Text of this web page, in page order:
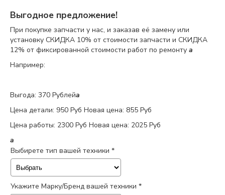
Выгодное предложение!
При покупке запчасти у нас, и заказав её замену или
установку СКИДКА 10% от стоимости запчасти и СКИДКА
12% от фиксированной стоимости работ по ремонту a
Например:
Выгода: 370 Рублейa
Цена детали: 950 Руб Новая цена: 855 Руб
Цена работы: 2300 Руб Новая цена: 2025 Руб
a
Выбирете тип вашей техники *
Укажите Марку/Бренд вашей техники *